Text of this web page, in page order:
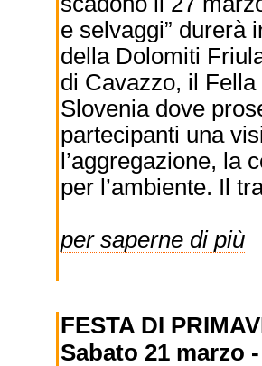
e selvaggi” durerà
della Dolomiti
di Cavazzo, il
Slovenia dove
partecipanti una
l’aggregazione, la
per l’ambiente. Il
per saperne di più
FESTA DI
Sabato 21 marzo